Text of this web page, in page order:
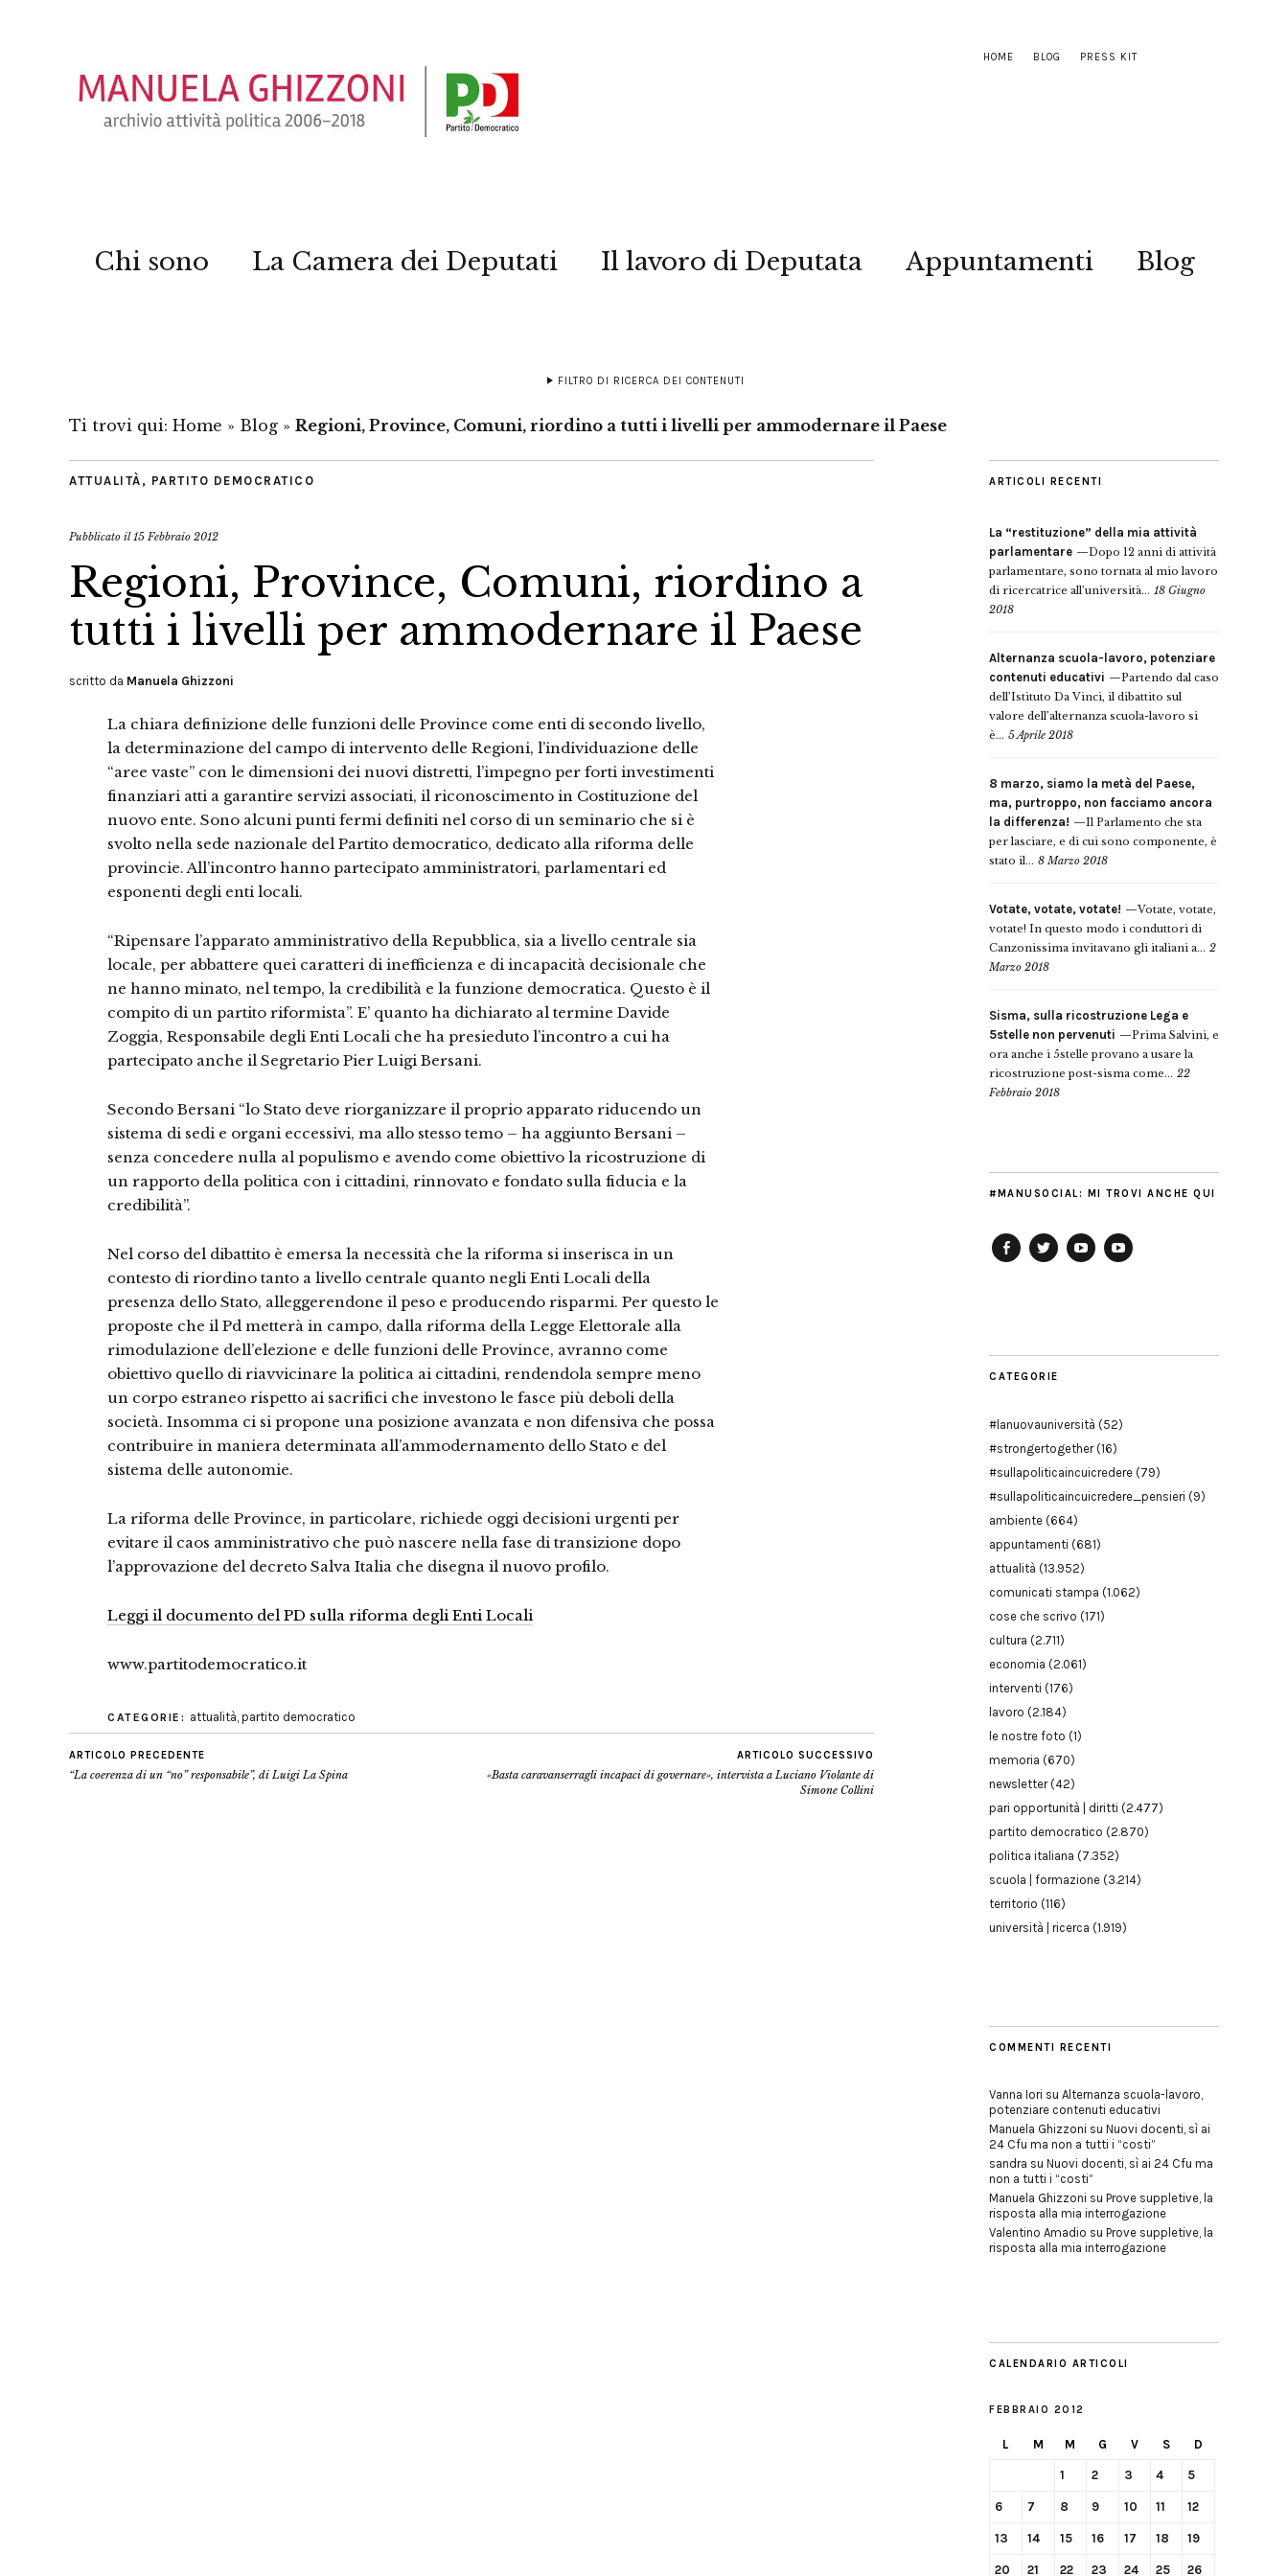
HOME BLOG PRESS KIT
Chi sono La Camera dei Deputati Il lavoro di Deputata Appuntamenti Blog
FILTRO DI RICERCA DEI CONTENUTI
Ti trovi qui: Home » Blog » Regioni, Province, Comuni, riordino a tutti i livelli per ammodernare il Paese
ATTUALITÀ , PARTITO DEMOCRATICO
Pubblicato il15 Febbraio 2012
Regioni, Province, Comuni, riordino a
tutti i livelli per ammodernare il Paese
scritto da Manuela Ghizzoni
La chiara definizione delle funzioni delle Province come enti di secondo livello,
la determinazione del campo di intervento delle Regioni, l’individuazione delle
“aree vaste” con le dimensioni dei nuovi distretti, l’impegno per forti investimenti
finanziari atti a garantire servizi associati, il riconoscimento in Costituzione del
nuovo ente. Sono alcuni punti fermi definiti nel corso di un seminario che si è
svolto nella sede nazionale del Partito democratico, dedicato alla riforma delle
provincie. All’incontro hanno partecipato amministratori, parlamentari ed
esponenti degli enti locali.
“Ripensare l’apparato amministrativo della Repubblica, sia a livello centrale sia
locale, per abbattere quei caratteri di inefficienza e di incapacità decisionale che
ne hanno minato, nel tempo, la credibilità e la funzione democratica. Questo è il
compito di un partito riformista”. E’ quanto ha dichiarato al termine Davide
Zoggia, Responsabile degli Enti Locali che ha presieduto l’incontro a cui ha
partecipato anche il Segretario Pier Luigi Bersani.
Secondo Bersani “lo Stato deve riorganizzare il proprio apparato riducendo un
sistema di sedi e organi eccessivi, ma allo stesso temo – ha aggiunto Bersani –
senza concedere nulla al populismo e avendo come obiettivo la ricostruzione di
un rapporto della politica con i cittadini, rinnovato e fondato sulla fiducia e la
credibilità”.
Nel corso del dibattito è emersa la necessità che la riforma si inserisca in un
contesto di riordino tanto a livello centrale quanto negli Enti Locali della
presenza dello Stato, alleggerendone il peso e producendo risparmi. Per questo le
proposte che il Pd metterà in campo, dalla riforma della Legge Elettorale alla
rimodulazione dell’elezione e delle funzioni delle Province, avranno come
obiettivo quello di riavvicinare la politica ai cittadini, rendendola sempre meno
un corpo estraneo rispetto ai sacrifici che investono le fasce più deboli della
società. Insomma ci si propone una posizione avanzata e non difensiva che possa
contribuire in maniera determinata all’ammodernamento dello Stato e del
sistema delle autonomie.
La riforma delle Province, in particolare, richiede oggi decisioni urgenti per
evitare il caos amministrativo che può nascere nella fase di transizione dopo
l’approvazione del decreto Salva Italia che disegna il nuovo profilo.
Leggi il documento del PD sulla riforma degli Enti Locali
www.partitodemocratico.it
CATEGORIE: attualità, partito democratico
ARTICOLO PRECEDENTE
“La coerenza di un “no” responsabile”, di Luigi La Spina
ARTICOLO SUCCESSIVO
«Basta caravanserragli incapaci di governare», intervista a Luciano Violante di
Simone Collini
ARTICOLI RECENTI
La “restituzione” della mia attività
parlamentare
Dopo 12 anni di attività
parlamentare, sono tornata al mio lavoro
di ricercatrice all’università... 18 Giugno
2018
Alternanza scuola-lavoro, potenziare
contenuti educativi
Partendo dal caso
dell’Istituto Da Vinci, il dibattito sul
valore dell’alternanza scuola-lavoro si
è... 5 Aprile 2018
8 marzo, siamo la metà del Paese,
ma, purtroppo, non facciamo ancora
la differenza!
Il Parlamento che sta
per lasciare, e di cui sono componente, è
stato il... 8 Marzo 2018
Votate, votate, votate!
Votate, votate,
votate! In questo modo i conduttori di
Canzonissima invitavano gli italiani a... 2
Marzo 2018
Sisma, sulla ricostruzione Lega e
5stelle non pervenuti
Prima Salvini, e
ora anche i 5stelle provano a usare la
ricostruzione post-sisma come... 22
Febbraio 2018
#MANUSOCIAL: MI TROVI ANCHE QUI
CATEGORIE
#lanuovauniversità (52)
#strongertogether(16)
#sullapoliticaincuicredere (79)
#sullapoliticaincuicredere_pensieri (9)
ambiente (664)
appuntamenti (681)
attualità (13.952)
comunicati stampa (1.062)
cose che scrivo (171)
cultura (2.711)
economia (2.061)
interventi (176)
lavoro (2.184)
le nostre foto (1)
memoria (670)
newsletter(42)
pari opportunità | diritti (2.477)
partito democratico (2.870)
politica italiana (7.352)
scuola | formazione (3.214)
territorio (116)
università | ricerca (1.919)
COMMENTI RECENTI
Vanna Iori su Alternanza scuola-lavoro,
potenziare contenuti educativi
Manuela Ghizzoni su Nuovi docenti, sì ai
24 Cfu ma non a tutti i “costi”
sandra su Nuovi docenti, sì ai 24 Cfu ma
non a tutti i “costi”
Manuela Ghizzoni su Prove suppletive, la
risposta alla mia interrogazione
Valentino Amadio su Prove suppletive, la
risposta alla mia interrogazione
CALENDARIO ARTICOLI
FEBBRAIO 2012
L M M G V S D
1 2 3 4 5
6 7 8 9 10 11 12
13 14 15 16 17 18 19
20 21 22 23 24 25 26